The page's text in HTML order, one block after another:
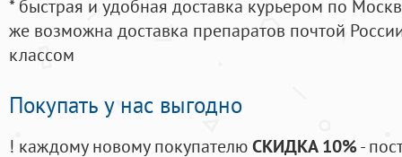
* быстрая и удобная доставка курьером по
же возможна доставка препаратов почтой
классом
Покупать у нас выгодно
! каждому новому покупателюСКИДКА 10%-